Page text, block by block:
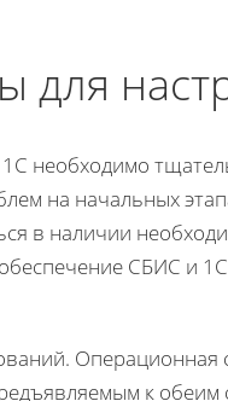
для
необходимо
на начальных
в наличии
СБИС и
Операционная
к обеим